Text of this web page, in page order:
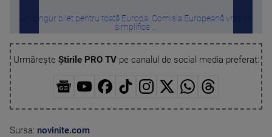
Un singur bilet pentru toată Europa. Comisia Europeană vrea să
simplifice ...
Urmărește Știrile PRO TVpe canalul de social media preferat:
Sursa: novinite.com